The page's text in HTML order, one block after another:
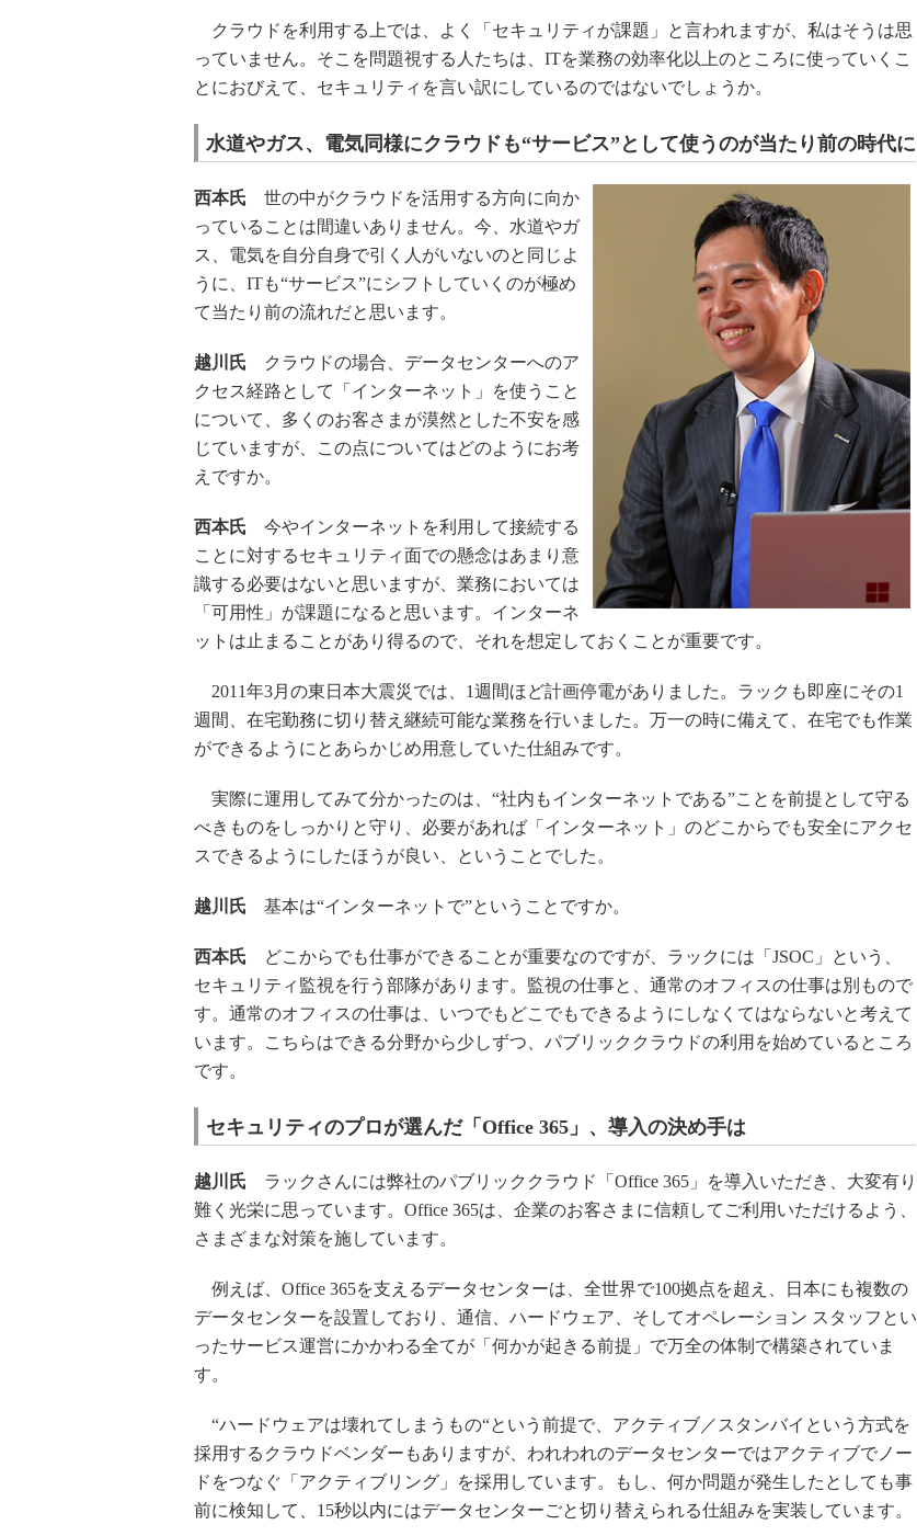
クラウドを利用する上では、よく「セキュリティが課題」と言われますが、私はそうは思
っていません。そこを問題視する人たちは、ITを業務の効率化以上のところに使っていくこ
とにおびえて、セキュリティを言い訳にしているのではないでしょうか。
水道やガス、電気同様にクラウドも“サービス”として使うのが当たり前の時代に
西本氏 世の中がクラウドを活用する方向に向か
っていることは間違いありません。今、水道やガ
ス、電気を自分自身で引く人がいないのと同じよ
うに、ITも“サービス”にシフトしていくのが極め
て当たり前の流れだと思います。
越川氏 クラウドの場合、データセンターへのア
クセス経路として「インターネット」を使うこと
について、多くのお客さまが漠然とした不安を感
じていますが、この点についてはどのようにお考
えですか。
西本氏 今やインターネットを利用して接続する
ことに対するセキュリティ面での懸念はあまり意
識する必要はないと思いますが、業務においては
「可用性」が課題になると思います。インターネ
ットは止まることがあり得るので、それを想定しておくことが重要です。
2011年3月の東日本大震災では、1週間ほど計画停電がありました。ラックも即座にその1
週間、在宅勤務に切り替え継続可能な業務を行いました。万一の時に備えて、在宅でも作業
ができるようにとあらかじめ用意していた仕組みです。
実際に運用してみて分かったのは、“社内もインターネットである”ことを前提として守る
べきものをしっかりと守り、必要があれば「インターネット」のどこからでも安全にアクセ
スできるようにしたほうが良い、ということでした。
越川氏 基本は“インターネットで”ということですか。
西本氏 どこからでも仕事ができることが重要なのですが、ラックには「JSOC」という、
セキュリティ監視を行う部隊があります。監視の仕事と、通常のオフィスの仕事は別もので
す。通常のオフィスの仕事は、いつでもどこでもできるようにしなくてはならないと考えて
います。こちらはできる分野から少しずつ、パブリッククラウドの利用を始めているところ
です。
セキュリティのプロが選んだ「Office 365」、導入の決め手は
越川氏 ラックさんには弊社のパブリッククラウド「Office 365」を導入いただき、大変有り
難く光栄に思っています。Office 365は、企業のお客さまに信頼してご利用いただけるよう、
さまざまな対策を施しています。
例えば、Office 365を支えるデータセンターは、全世界で100拠点を超え、日本にも複数の
データセンターを設置しており、通信、ハードウェア、そしてオペレーション スタッフとい
ったサービス運営にかかわる全てが「何かが起きる前提」で万全の体制で構築されていま
す。
“ハードウェアは壊れてしまうもの“という前提で、アクティブ／スタンバイという方式を
採用するクラウドベンダーもありますが、われわれのデータセンターではアクティブでノー
ドをつなぐ「アクティブリング」を採用しています。もし、何か問題が発生したとしても事
前に検知して、15秒以内にはデータセンターごと切り替えられる仕組みを実装しています。